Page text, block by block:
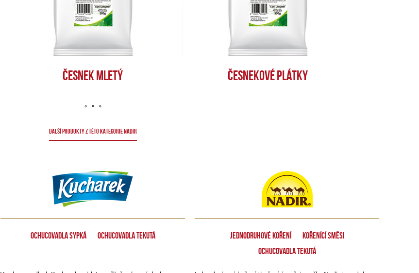
ČESNEK MLETÝ ČESNEKOVÉ PLÁTKY
DALŠÍ PRODUKTY Z TÉTO KATEGORIE NADIR
Ochucovadla sypká Ochucovadla tekutá Jednodruhové koření
Kořenící směsi
Ochucovadla tekutá